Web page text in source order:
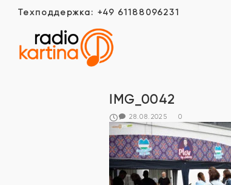
Техподдержка: +49 61188096231
IMG_0042
28.08.2025 0